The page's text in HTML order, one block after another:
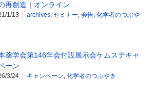
再創造｜オンライン…
1/13 archives, セミナー, 会告, 化学者のつぶや
薬学会第146年会付設展示会ケムステキャ
ーン
3/24 キャンペーン, 化学者のつぶやき